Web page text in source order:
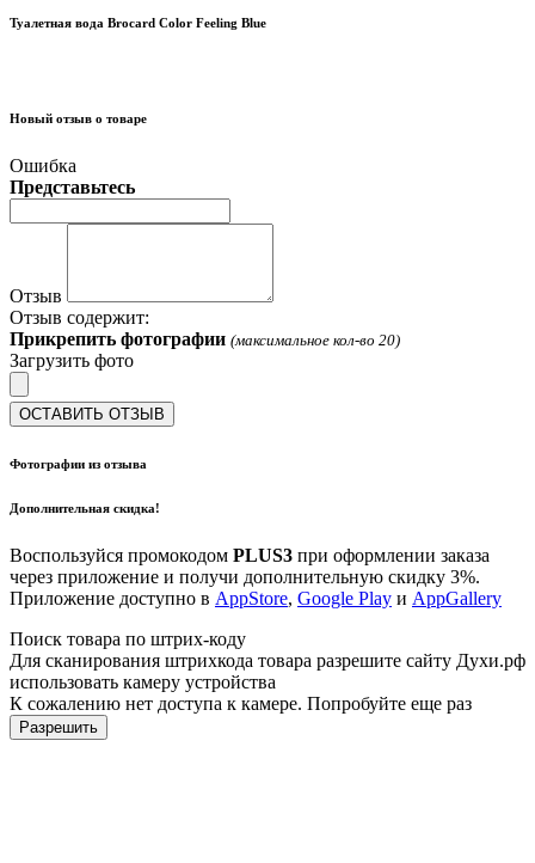
Туалетная вода Brocard Color Feeling Blue
Новый отзыв о товаре
Ошибка
Представьтесь
Отзыв
Отзыв содержит:
Прикрепить фотографии (максимальное кол-во 20)
Загрузить фото
ОСТАВИТЬ ОТЗЫВ
Фотографии из отзыва
Дополнительная скидка!
Воспользуйся промокодом PLUS3 при оформлении заказа
через приложение и получи дополнительную скидку 3%.
Приложение доступно в AppStore, Google Play и AppGallery
Поиск товара по штрих-коду
Для сканирования штрихкода товара разрешите сайту Духи.рф
использовать камеру устройства
К сожалению нет доступа к камере. Попробуйте еще раз
Разрешить